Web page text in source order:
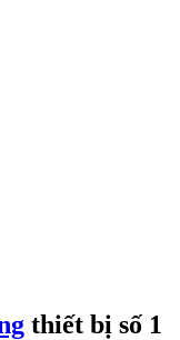
thiết bị số 1